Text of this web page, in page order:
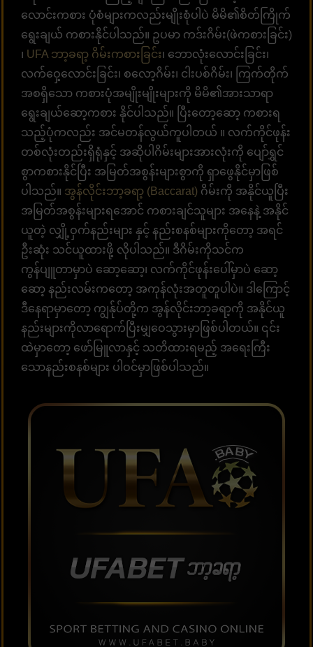
လောင်းကစား ပုံစံများကလည်းမျိုးစုံပါပဲ မိမိ၏စိတ်ကြိုက်
ရွေးချယ် ကစားနိုင်ပါသည်။ ဥပမာ ကဒ်းဂိမ်း(ဖဲကစားခြင်း)
၊ UFA ဘာ့ခရာ့ ဂိမ်းကစားခြင်း၊ ဘောလုံးလောင်းခြင်း၊
လက်ဝှေ့လောင်းခြင်း၊ စလော့ဂိမ်း၊ ငါးပစ်ဂိမ်း၊ ကြက်တိုက်
အစရှိသော ကစားပုံအမျိုးမျိုးများကို မိမိ၏အားသာရာ
ရွေးချယ်ဆော့ကစား နိုင်ပါသည်။ ပြီးတော့ဆော့ ကစားရ
သည့်ပုံကလည်း အင်မတန်လွယ်ကူပါတယ် ။ လက်ကိုင်ဖုန်း
တစ်လုံးတည်းရှိရုံနှင့် အဆိုပါဂိမ်းများအားလုံးကို ပျော်ရွှင်
စွာကစားနိုင်ပြီး အမြတ်အစွန်းများစွာကို ရှာဖွေနိုင်မှာဖြစ်
ပါသည်။ အွန်လိုင်းဘာ့ခရာ့ (Baccarat) ဂိမ်းကို ‌အနိုင်ယူပြီး
အမြတ်အစွန်းများရအောင် ကစားချင်သူများ အနေနဲ့ အနိုင်
ယူတဲ့ လျှို့ဝှက်နည်းများ နှင့် နည်းစနစ်များကိုတော့ အရင်
ဦးဆုံး သင်ယူထားဖို့ လိုပါသည်။ ဒီဂိမ်းကိုသင်က
ကွန်ပျူတာမှာပဲ ဆော့ဆော့၊ လက်ကိုင်ဖုန်းပေါ်မှာပဲ ဆော့
ဆော့ နည်းလမ်းကတော့ အကုန်လုံးအတူတူပါပဲ။ ဒါကြောင့်
ဒီနေရာမှာတော့ ကျွန်ုပ်တို့က အွန်လိုင်းဘာ့ခရာ့ကို အနိုင်ယူ
နည်းများကိုလာရောက်ပြီးမျှဝေသွားမှာဖြစ်ပါတယ်။ ၎င်း
ထဲမှာတော့ ဖော်မြူလာနှင့် သတိထားရမည့် အရေးကြီး
သောနည်းစနစ်များ ပါဝင်မှာဖြစ်ပါသည်။